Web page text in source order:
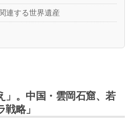
連する世界遺産
」。中国・雲岡石窟、若
略」